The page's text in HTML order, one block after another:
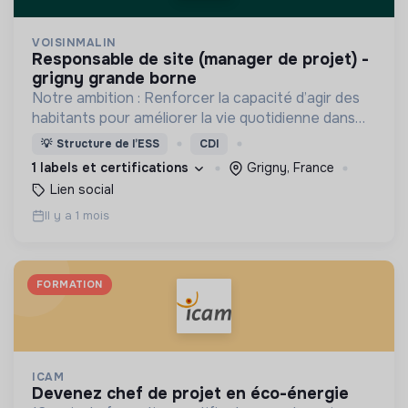
VOISINMALIN
responsable de site (manager de projet) -
grigny grande borne
Notre ambition : Renforcer la capacité d’agir des
habitants pour améliorer la vie quotidienne dans
les quartiers populaires !
💡 Structure de l’ESS CDI
1 labels et certifications
Grigny, France
Lien social
Il y a 1 mois
FORMATION
ICAM
devenez chef de projet en éco-énergie